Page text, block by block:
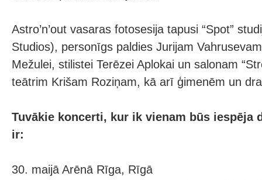
Astro’n’out vasaras fotosesija tapusi “Spot”
Studios), personīgs paldies Jurijam
Mežulei, stilistei Terēzei Aplokai un salonam
teātrim Krišam Roziņam, kā arī ģimenēm un
Tuvākie koncerti, kur ik vienam būs iespēja
ir:
30. maijā Arēnā Rīga, Rīgā